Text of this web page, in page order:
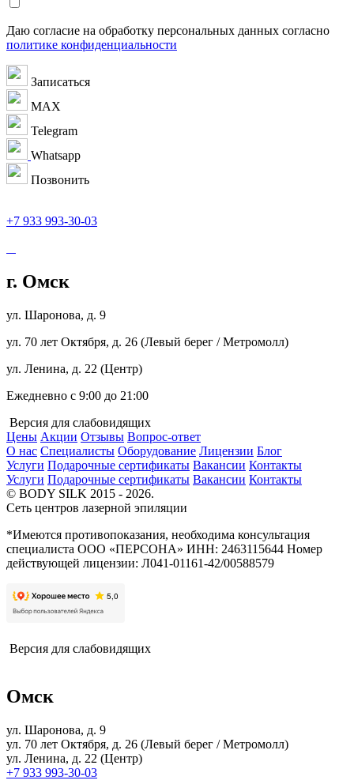
Даю согласие на обработку персональных данных согласно
политике конфиденциальности
Записаться
MAX
Telegram
Whatsapp
Позвонить
+7 933 993-30-03
г. Омск
ул. Шаронова, д. 9
ул. 70 лет Октября, д. 26 (Левый берег / Метромолл)
ул. Ленина, д. 22 (Центр)
Ежедневно с 9:00 до 21:00
Версия для слабовидящих
Цены Акции Отзывы Вопрос-ответ
О нас Специалисты Оборудование Лицензии Блог
Услуги Подарочные сертификаты Вакансии Контакты
Услуги Подарочные сертификаты Вакансии Контакты
© BODY SILK 2015 - 2026.
Сеть центров лазерной эпиляции
*Имеются противопоказания, необходима консультация
специалиста ООО «ПЕРСОНА» ИНН: 2463115644 Номер
действующей лицензии: Л041-01161-42/00588579
Версия для слабовидящих
Омск
ул. Шаронова, д. 9
ул. 70 лет Октября, д. 26 (Левый берег / Метромолл)
ул. Ленина, д. 22 (Центр)
+7 933 993-30-03